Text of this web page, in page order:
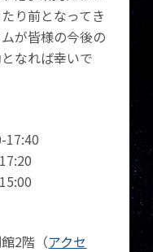
り前となってき
が皆様の今後の
なれば幸いで
17:40
2階（アクセ